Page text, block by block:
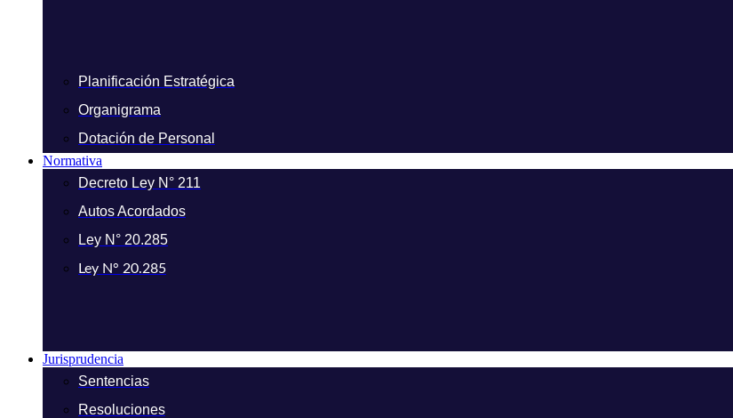
Planificación Estratégica
Organigrama
Dotación de Personal
Normativa
Decreto Ley N° 211
Autos Acordados
Ley N° 20.285
Ley N° 20.285
Jurisprudencia
Sentencias
Resoluciones